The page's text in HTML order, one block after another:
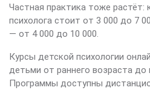
Частная практика тоже растёт:
психолога стоит от 3 000 до 7
— от 4 000 до 10 000.
Курсы детской психологии
детьми от раннего возраста до
Программы доступны